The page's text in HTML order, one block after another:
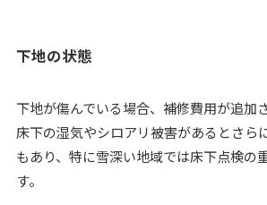
下地の状態
下地が傷んでいる場合、補修費用が追加
床下の湿気やシロアリ被害があるとさら
もあり、特に雪深い地域では床下点検の
す。